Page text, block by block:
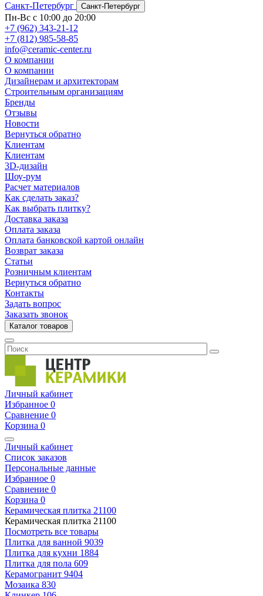
Санкт-Петербург
Санкт-Петербург
Пн-Вс с 10:00 до 20:00
+7 (962) 343-21-12
+7 (812) 985-58-85
info@ceramic-center.ru
О компании
О компании
Дизайнерам и архитекторам
Строительным организациям
Бренды
Отзывы
Новости
Вернуться обратно
Клиентам
Клиентам
3D-дизайн
Шоу-рум
Расчет материалов
Как сделать заказ?
Как выбрать плитку?
Доставка заказа
Оплата заказа
Оплата банковской картой онлайн
Возврат заказа
Статьи
Розничным клиентам
Вернуться обратно
Контакты
Задать вопрос
Заказать звонок
Каталог товаров
Личный кабинет
Избранное 0
Сравнение 0
Корзина 0
Личный кабинет
Список заказов
Персональные данные
Избранное 0
Сравнение 0
Корзина 0
Керамическая плитка 21100
Керамическая плитка 21100
Посмотреть все товары
Плитка для ванной 9039
Плитка для кухни 1884
Плитка для пола 609
Керамогранит 9404
Мозаика 830